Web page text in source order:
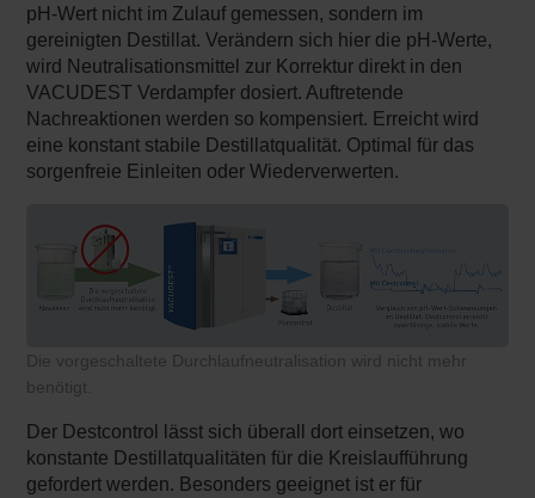
pH-Wert nicht im Zulauf gemessen, sondern im
gereinigten Destillat. Verändern sich hier die pH-Werte,
wird Neutralisationsmittel zur Korrektur direkt in den
VACUDEST Verdampfer dosiert. Auftretende
Nachreaktionen werden so kompensiert. Erreicht wird
eine konstant stabile Destillatqualität. Optimal für das
sorgenfreie Einleiten oder Wiederverwerten.
Die vorgeschaltete Durchlaufneutralisation wird nicht mehr
benötigt.
Der Destcontrol lässt sich überall dort einsetzen, wo
konstante Destillatqualitäten für die Kreislaufführung
gefordert werden. Besonders geeignet ist er für